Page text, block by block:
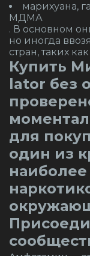
марихуана,
МДМА
. В основном
но иногда
стран, таких
Купить
lator без
для
один из